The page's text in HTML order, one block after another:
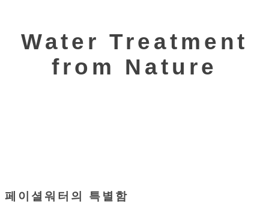
Water Treatment
from Nature
페이셜워터의 특별함